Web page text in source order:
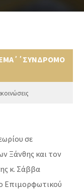
σε
Ξάνθης και τον
κ. Σάββα
Επιμορφωτικού